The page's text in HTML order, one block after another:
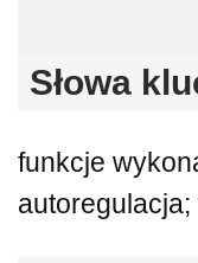
Słowa
funkcje